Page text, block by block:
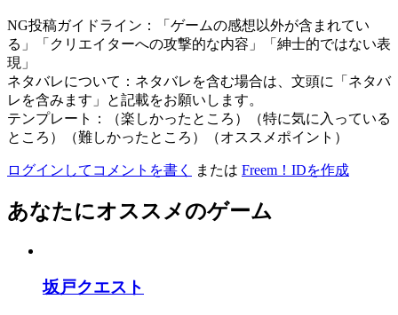
NG投稿ガイドライン：「ゲームの感想以外が含まれてい
る」「クリエイターへの攻撃的な内容」「紳士的ではない表
現」
ネタバレについて：ネタバレを含む場合は、文頭に「ネタバ
レを含みます」と記載をお願いします。
テンプレート：（楽しかったところ）（特に気に入っている
ところ）（難しかったところ）（オススメポイント）
ログインしてコメントを書く または Freem！IDを作成
あなたにオススメのゲーム
坂戸クエスト